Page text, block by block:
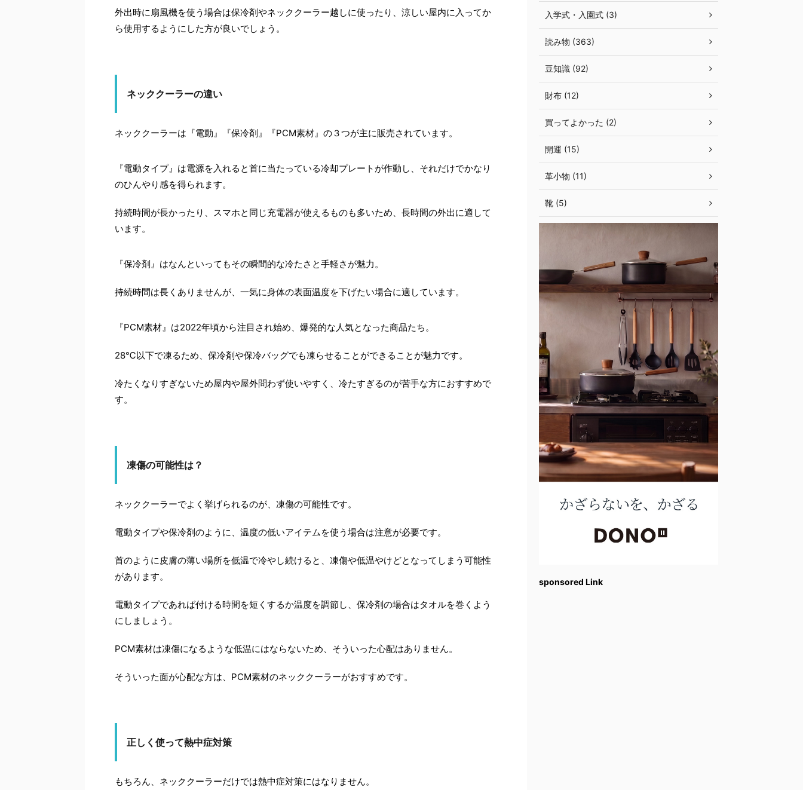
外出時に扇風機を使う場合は保冷剤やネッククーラー越しに使ったり、涼しい屋内に入ってか
ら使用するようにした方が良いでしょう。
ネッククーラーの違い
ネッククーラーは『電動』『保冷剤』『PCM素材』の３つが主に販売されています。
『電動タイプ』は電源を入れると首に当たっている冷却プレートが作動し、それだけでかなり
のひんやり感を得られます。
持続時間が長かったり、スマホと同じ充電器が使えるものも多いため、長時間の外出に適して
います。
『保冷剤』はなんといってもその瞬間的な冷たさと手軽さが魅力。
持続時間は長くありませんが、一気に身体の表面温度を下げたい場合に適しています。
『PCM素材』は2022年頃から注目され始め、爆発的な人気となった商品たち。
28℃以下で凍るため、保冷剤や保冷バッグでも凍らせることができることが魅力です。
冷たくなりすぎないため屋内や屋外問わず使いやすく、冷たすぎるのが苦手な方におすすめで
す。
凍傷の可能性は？
ネッククーラーでよく挙げられるのが、凍傷の可能性です。
電動タイプや保冷剤のように、温度の低いアイテムを使う場合は注意が必要です。
首のように皮膚の薄い場所を低温で冷やし続けると、凍傷や低温やけどとなってしまう可能性
があります。
電動タイプであれば付ける時間を短くするか温度を調節し、保冷剤の場合はタオルを巻くよう
にしましょう。
PCM素材は凍傷になるような低温にはならないため、そういった心配はありません。
そういった面が心配な方は、PCM素材のネッククーラーがおすすめです。
正しく使って熱中症対策
もちろん、ネッククーラーだけでは熱中症対策にはなりません。
入学式・入園式 (3)
読み物 (363)
豆知識 (92)
財布 (12)
買ってよかった (2)
開運 (15)
革小物 (11)
靴 (5)
sponsored Link